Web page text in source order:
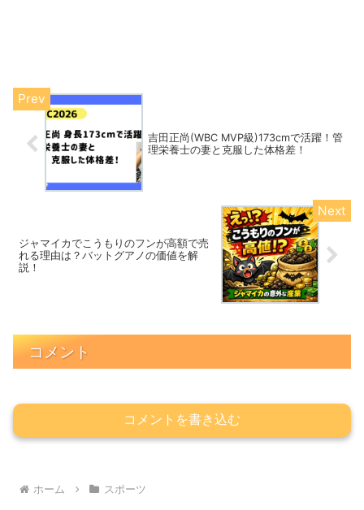
吉田正尚(WBC MVP級)173cmで活躍！管
理栄養士の妻と克服した体格差！
ジャマイカでこうもりのフンが高額で売
れる理由は？バットグアノの価値を解
説！
コメント
コメントを書き込む
ホーム スポーツ